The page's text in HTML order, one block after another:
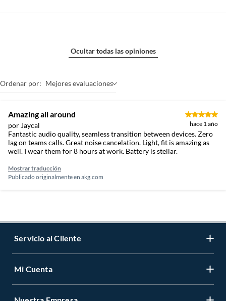
Ocultar todas las opiniones
Ordenar por: Mejores evaluaciones
Amazing all around
por Jaycal hace 1 año
Fantastic audio quality, seamless transition between devices. Zero
lag on teams calls. Great noise cancelation. Light, fit is amazing as
well. I wear them for 8 hours at work. Battery is stellar.
Mostrar traducción
Publicado originalmente en akg.com
Servicio al Cliente
Contáctanos
Mi Cuenta